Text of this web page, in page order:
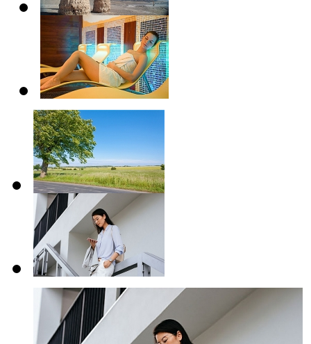
摄影爱好者
摄影爱好者
摄影爱好者
摄影爱好者